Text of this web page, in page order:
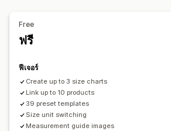
Free
ฟรี
ฟีเจอร์
Create up to 3 size charts
Link up to 10 products
39 preset templates
Size unit switching
Measurement guide images